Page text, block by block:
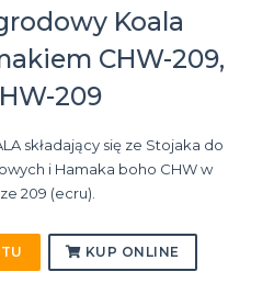
Koala
CHW-209,
209
składający się ze Stojaka do
i Hamaka boho CHW w
209 (ecru).
KUP ONLINE